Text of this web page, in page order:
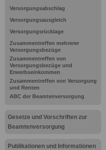
Versorgungsabschlag
Versorgungsausgleich
Versorgungsrücklage
Zusammentreffen mehrerer
Versorgungsbezüge
Zusammentreffen von
Versorgungsbezüge und
Erwerbseinkommen
Zusammentreffen von Versorgung
und Renten
ABC der Beamtenversorgung
Gesetze und Vorschriften zur
Beamtenversorgung
Publikationen und Informationen